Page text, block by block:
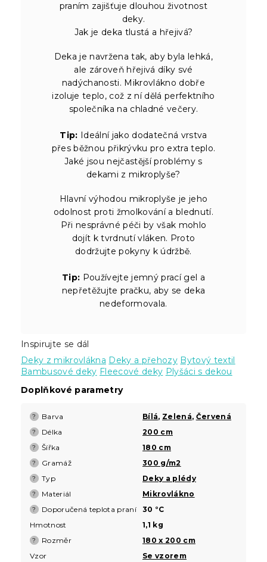
praním zajišťuje dlouhou životnost
deky.
Jak je deka tlustá a hřejivá?
Deka je navržena tak, aby byla lehká,
ale zároveň hřejivá díky své
nadýchanosti. Mikrovlákno dobře
izoluje teplo, což z ní dělá perfektního
společníka na chladné večery.
Tip: Ideální jako dodatečná vrstva
přes běžnou přikrývku pro extra teplo.
Jaké jsou nejčastější problémy s
dekami z mikroplyše?
Hlavní výhodou mikroplyše je jeho
odolnost proti žmolkování a blednutí.
Při nesprávné péči by však mohlo
dojít k tvrdnutí vláken. Proto
dodržujte pokyny k údržbě.
Tip: Používejte jemný prací gel a
nepřetěžujte pračku, aby se deka
nedeformovala.
Inspirujte se dál
Deky z mikrovlákna Deky a přehozy Bytový textil
Bambusové deky Fleecové deky Plyšáci s dekou
Doplňkové parametry
? Barva Bílá, Zelená, Červená
? Délka 200 cm
? Šířka 180 cm
? Gramáž 300 g/m2
? Typ Deky a plédy
? Materiál Mikrovlákno
? Doporučená teplota praní
30 °C
Hmotnost
1,1 kg
? Rozměr
180 x 200 cm
Vzor
Se vzorem